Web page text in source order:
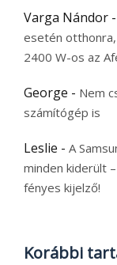
Varga Nándor -
esetén
2400 W-os az
George - Nem
számítógép is
Leslie - A
minden kiderült
fényes kijelző!
Korábbi